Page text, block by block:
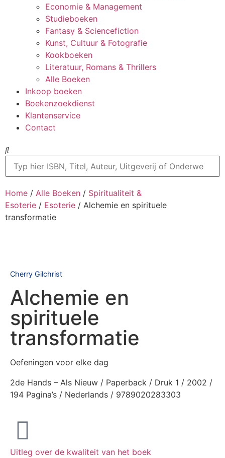
Economie & Management
Studieboeken
Fantasy & Sciencefiction
Kunst, Cultuur & Fotografie
Kookboeken
Literatuur, Romans & Thrillers
Alle Boeken
Inkoop boeken
Boekenzoekdienst
Klantenservice
Contact
Home / Alle Boeken / Spiritualiteit &
Esoterie / Esoterie / Alchemie en spirituele
transformatie
Cherry Gilchrist
Alchemie en
spirituele
transformatie
Oefeningen voor elke dag
2de Hands – Als Nieuw / Paperback / Druk 1 / 2002 /
194 Pagina’s / Nederlands / 9789020283303
Uitleg over de kwaliteit van het boek